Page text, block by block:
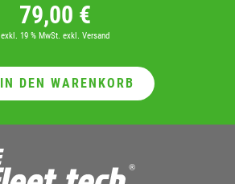
79,00 €
exkl. 19 % MwSt. exkl. Versand
IN DEN WARENKORB